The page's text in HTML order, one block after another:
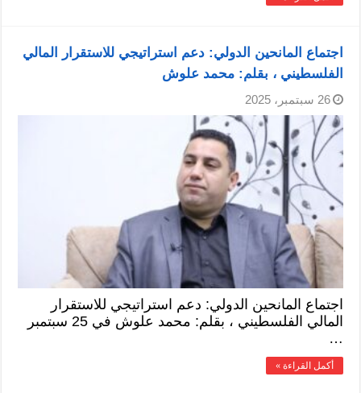
اجتماع المانحين الدولي: دعم استراتيجي للاستقرار المالي
الفلسطيني ، بقلم: محمد علوش
26 سبتمبر، 2025
اجتماع المانحين الدولي: دعم استراتيجي للاستقرار
المالي الفلسطيني ، بقلم: محمد علوش في 25 سبتمبر
…
أكمل القراءة »